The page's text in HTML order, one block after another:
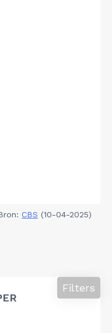
CBS (10-04-2025)
Filters